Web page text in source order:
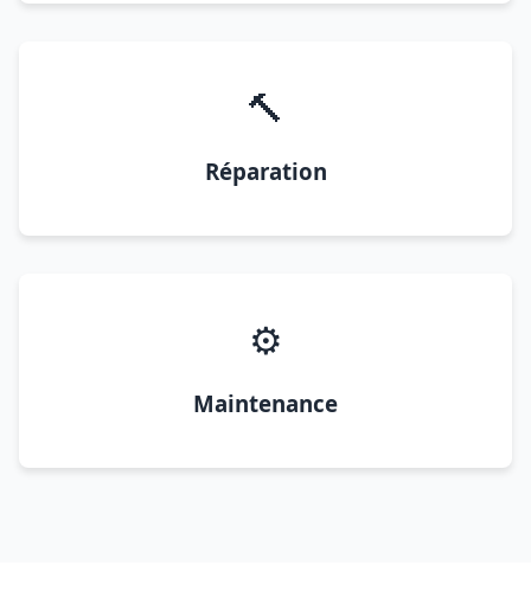
🔨
Réparation
⚙️
Maintenance